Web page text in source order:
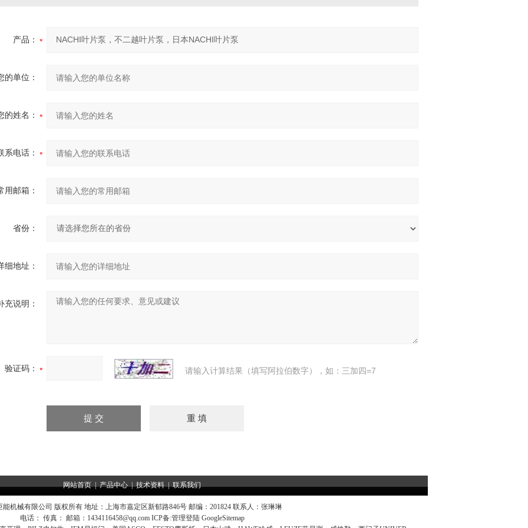
产品：
的单位：
的姓名：
系电话：
用邮箱：
省份：
细地址：
充说明：
验证码： 请输入计算结果（填写阿拉伯数字），如：三加四=7
网站首页|产品中心|技术资料|联系我们
能机械有限公司 版权所有 地址：上海市嘉定区新郁路846号 邮编：201824 联系人：张琳琳
电话： 传真： 邮箱： 1434116458@qq.comICP备:管理登陆 GoogleSitemap